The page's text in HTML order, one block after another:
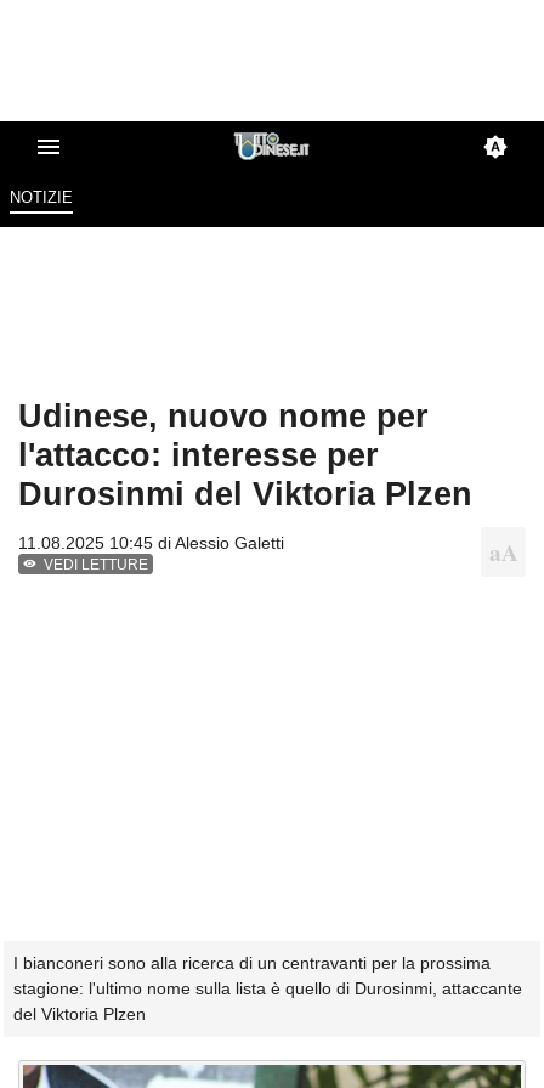
NOTIZIE
Udinese, nuovo nome per
l'attacco: interesse per
Durosinmi del Viktoria Plzen
11.08.2025 10:45 diAlessio Galetti
VEDI LETTURE
I bianconeri sono alla ricerca di un centravanti per la prossima
stagione: l'ultimo nome sulla lista è quello di Durosinmi, attaccante
del Viktoria Plzen